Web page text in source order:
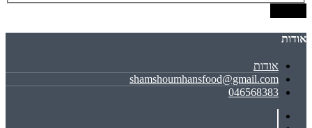
אודות
אודות
shamshoumhansfood@gmail.com
046568383